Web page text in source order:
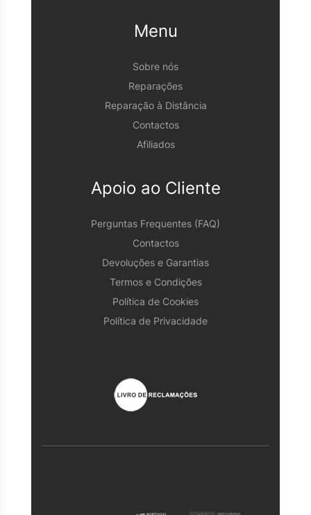
Menu
Sobre nós
Reparações
Reparação à Distância
Contactos
Afiliados
Apoio ao Cliente
Perguntas Frequentes (FAQ)
Contactos
Devoluções e Garantias
Termos e Condições
Política de Cookies
Política de Privacidade